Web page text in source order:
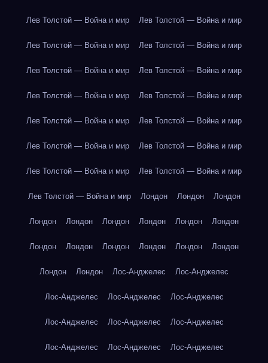
Лев Толстой — Война и мир Лев Толстой — Война и мир
Лев Толстой — Война и мир Лев Толстой — Война и мир
Лев Толстой — Война и мир Лев Толстой — Война и мир
Лев Толстой — Война и мир Лев Толстой — Война и мир
Лев Толстой — Война и мир Лев Толстой — Война и мир
Лев Толстой — Война и мир Лев Толстой — Война и мир
Лев Толстой — Война и мир Лев Толстой — Война и мир
Лев Толстой — Война и мир Лондон Лондон Лондон
Лондон Лондон Лондон Лондон Лондон Лондон
Лондон Лондон Лондон Лондон Лондон Лондон
Лондон Лондон Лос-Анджелес Лос-Анджелес
Лос-Анджелес Лос-Анджелес Лос-Анджелес
Лос-Анджелес Лос-Анджелес Лос-Анджелес
Лос-Анджелес Лос-Анджелес Лос-Анджелес